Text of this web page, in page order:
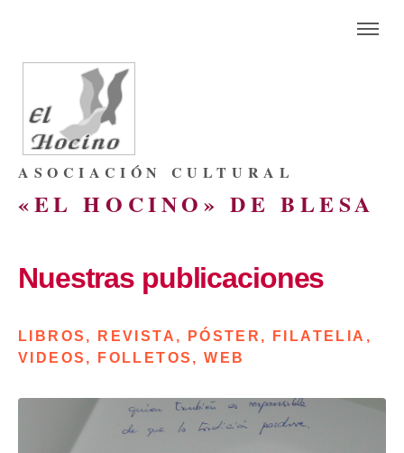
ASOCIACIÓN CULTURAL
«EL HOCINO» DE BLESA
Nuestras publicaciones
LIBROS, REVISTA, PÓSTER, FILATELIA,
VIDEOS, FOLLETOS, WEB